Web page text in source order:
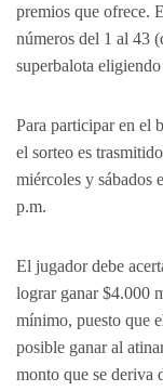
premios que ofrece.
números del 1 al 43
superbalota
Para participar en el
el sorteo es
miércoles y sábados
p.m.
El jugador debe
lograr ganar $4.000
mínimo, puesto que
posible ganar al
monto que se deriva